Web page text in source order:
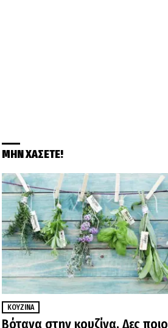
ΜΗΝ ΧΑΣΕΤΕ!
ΚΟΥΖΊΝΑ
Βότανα στην κουζίνα. Δες